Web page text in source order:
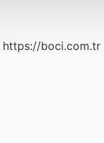
https://boci.com.tr